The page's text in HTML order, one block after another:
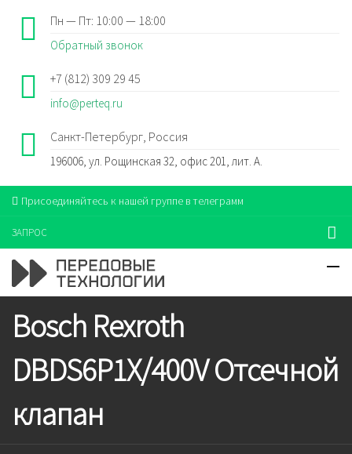
Пн — Пт: 10:00 — 18:00
Обратный звонок
+7 (812) 309 29 45
info@perteq.ru
Санкт-Петербург, Россия
196006, ул. Рощинская 32, офис 201, лит. А.
Присоединяйтесь к нашей группе в телеграмм
ЗАПРОС
Bosch Rexroth
DBDS6P1X/400V Отсечной
клапан